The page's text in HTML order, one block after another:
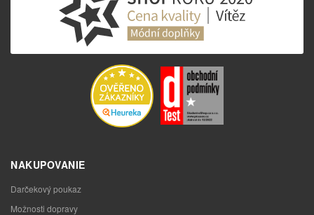
NAKUPOVANIE
Darčekový poukaz
Možnosti dopravy